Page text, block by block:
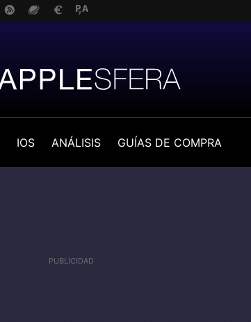
IOS ANÁLISIS GUÍAS DE COMPRA